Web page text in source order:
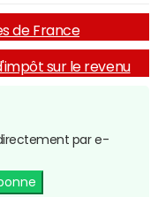
de France
sur le revenu
par e-